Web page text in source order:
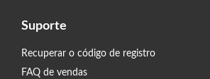
Suporte
Recuperar o código de registro
FAQ de vendas